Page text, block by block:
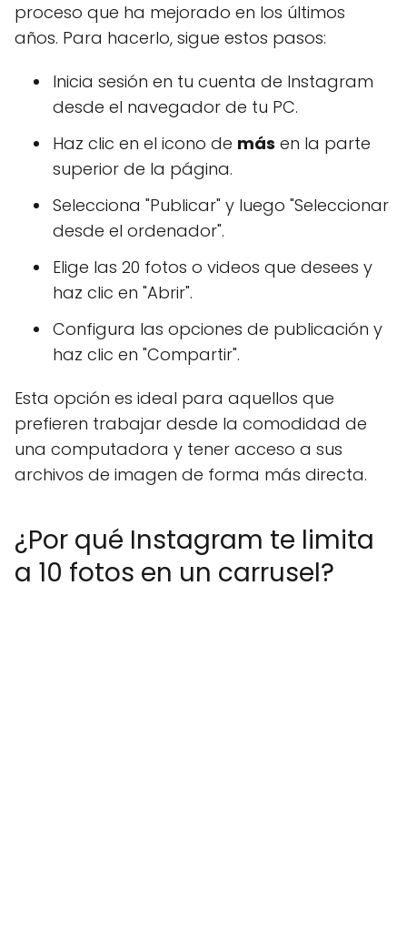
proceso que ha mejorado en los últimos
años. Para hacerlo, sigue estos pasos:
Inicia sesión en tu cuenta de Instagram
desde el navegador de tu PC.
Haz clic en el icono de más en la parte
superior de la página.
Selecciona "Publicar" y luego "Seleccionar
desde el ordenador".
Elige las 20 fotos o videos que desees y
haz clic en "Abrir".
Configura las opciones de publicación y
haz clic en "Compartir".
Esta opción es ideal para aquellos que
prefieren trabajar desde la comodidad de
una computadora y tener acceso a sus
archivos de imagen de forma más directa.
¿Por qué Instagram te limita
a 10 fotos en un carrusel?